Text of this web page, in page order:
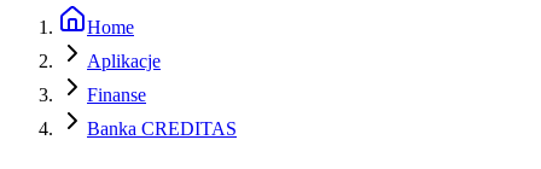
Home
Aplikacje
Finanse
Banka CREDITAS